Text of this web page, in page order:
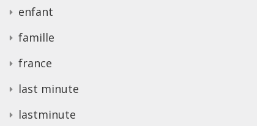
enfant
famille
france
last minute
lastminute